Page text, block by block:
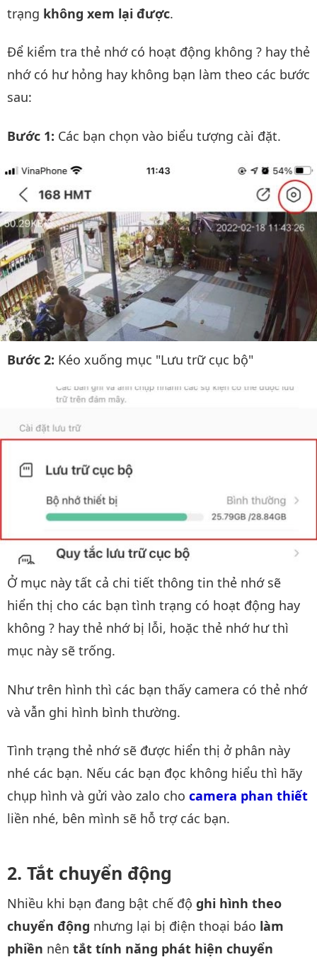
trạng không xem lại được.
Để kiểm tra thẻ nhớ có hoạt động không ? hay thẻ
nhớ có hư hỏng hay không bạn làm theo các bước
sau:
Bước 1: Các bạn chọn vào biểu tượng cài đặt.
Bước 2: Kéo xuống mục "Lưu trữ cục bộ"
Ở mục này tất cả chi tiết thông tin thẻ nhớ sẽ
hiển thị cho các bạn tình trạng có hoạt động hay
không ? hay thẻ nhớ bị lỗi, hoặc thẻ nhớ hư thì
mục này sẽ trống.
Như trên hình thì các bạn thấy camera có thẻ nhớ
và vẫn ghi hình bình thường.
Tình trạng thẻ nhớ sẽ được hiển thị ở phân này
nhé các bạn. Nếu các bạn đọc không hiểu thì hãy
chụp hình và gửi vào zalo cho camera phan thiết
liền nhé, bên mình sẽ hỗ trợ các bạn.
Tắt chuyển động
Nhiều khi bạn đang bật chế độ ghi hình theo
chuyển động nhưng lại bị điện thoại báo làm
phiền nên tắt tính năng phát hiện chuyển